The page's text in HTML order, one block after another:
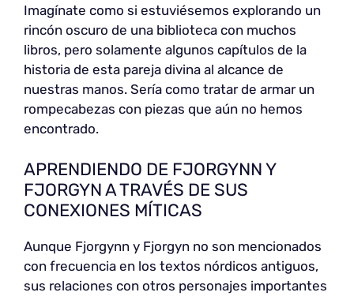
Imagínate como si estuviésemos explorando un
rincón oscuro de una biblioteca con muchos
libros, pero solamente algunos capítulos de la
historia de esta pareja divina al alcance de
nuestras manos. Sería como tratar de armar un
rompecabezas con piezas que aún no hemos
encontrado.
APRENDIENDO DE FJORGYNN Y
FJORGYN A TRAVÉS DE SUS
CONEXIONES MÍTICAS
Aunque Fjorgynn y Fjorgyn no son mencionados
con frecuencia en los textos nórdicos antiguos,
sus relaciones con otros personajes importantes